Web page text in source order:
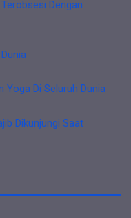
Dengan
Yoga Di Seluruh Dunia
Dikunjungi Saat